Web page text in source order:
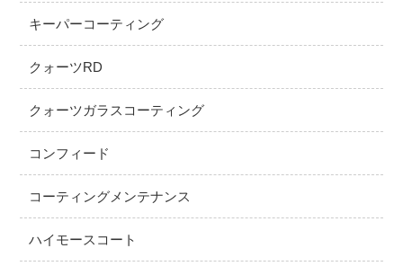
キーパーコーティング
クォーツRD
クォーツガラスコーティング
コンフィード
コーティングメンテナンス
ハイモースコート